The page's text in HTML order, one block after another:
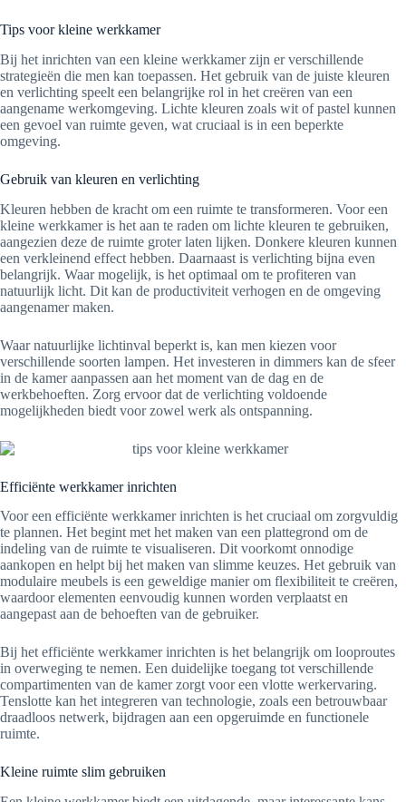
Tips voor kleine werkkamer
Bij het inrichten van een kleine werkkamer zijn er verschillende
strategieën die men kan toepassen. Het gebruik van de juiste kleuren
en verlichting speelt een belangrijke rol in het creëren van een
aangename werkomgeving. Lichte kleuren zoals wit of pastel kunnen
een gevoel van ruimte geven, wat cruciaal is in een beperkte
omgeving.
Gebruik van kleuren en verlichting
Kleuren hebben de kracht om een ruimte te transformeren. Voor een
kleine werkkamer is het aan te raden om lichte kleuren te gebruiken,
aangezien deze de ruimte groter laten lijken. Donkere kleuren kunnen
een verkleinend effect hebben. Daarnaast is verlichting bijna even
belangrijk. Waar mogelijk, is het optimaal om te profiteren van
natuurlijk licht. Dit kan de productiviteit verhogen en de omgeving
aangenamer maken.
Waar natuurlijke lichtinval beperkt is, kan men kiezen voor
verschillende soorten lampen. Het investeren in dimmers kan de sfeer
in de kamer aanpassen aan het moment van de dag en de
werkbehoeften. Zorg ervoor dat de verlichting voldoende
mogelijkheden biedt voor zowel werk als ontspanning.
Efficiënte werkkamer inrichten
Voor een efficiënte werkkamer inrichten is het cruciaal om zorgvuldig
te plannen. Het begint met het maken van een plattegrond om de
indeling van de ruimte te visualiseren. Dit voorkomt onnodige
aankopen en helpt bij het maken van slimme keuzes. Het gebruik van
modulaire meubels is een geweldige manier om flexibiliteit te creëren,
waardoor elementen eenvoudig kunnen worden verplaatst en
aangepast aan de behoeften van de gebruiker.
Bij het efficiënte werkkamer inrichten is het belangrijk om looproutes
in overweging te nemen. Een duidelijke toegang tot verschillende
compartimenten van de kamer zorgt voor een vlotte werkervaring.
Tenslotte kan het integreren van technologie, zoals een betrouwbaar
draadloos netwerk, bijdragen aan een opgeruimde en functionele
ruimte.
Kleine ruimte slim gebruiken